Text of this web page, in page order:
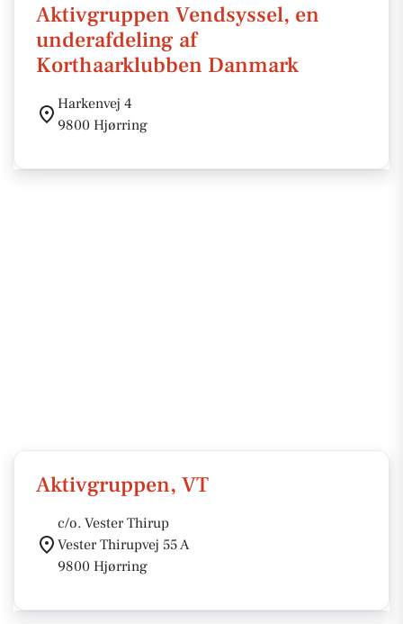
Aktivgruppen Vendsyssel, en
underafdeling af
Korthaarklubben Danmark
Harkenvej 4
9800 Hjørring
Aktivgruppen, VT
c/o. Vester Thirup
Vester Thirupvej 55 A
9800 Hjørring